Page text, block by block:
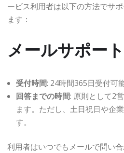
ービス利用者は以下の方法でサ
ます：
メールサポート
受付時間: 24時間365日受付可
回答までの時間: 原則として2
ます。ただし、土日祝日や企
す。
利用者はいつでもメールで問い